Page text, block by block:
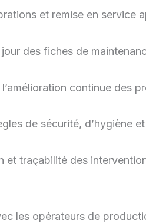
et remise en service
des fiches de
continue des
de sécurité, d’hygiène et
traçabilité des
opérateurs de